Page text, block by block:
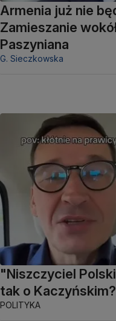
Armenia już nie
Zamieszanie
Paszyniana
G. Sieczkowska
"Niszczyciel
tak o Kaczyńskim?
POLITYKA